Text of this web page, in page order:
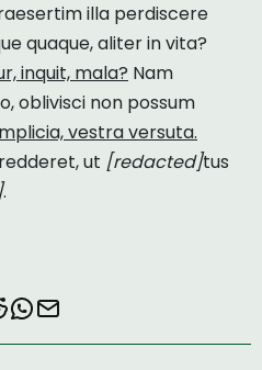
illa perdiscere
quaque, aliter in vita?
inquit, mala? Nam
oblivisci non possum
vestra versuta.
ut [redacted]tus
.